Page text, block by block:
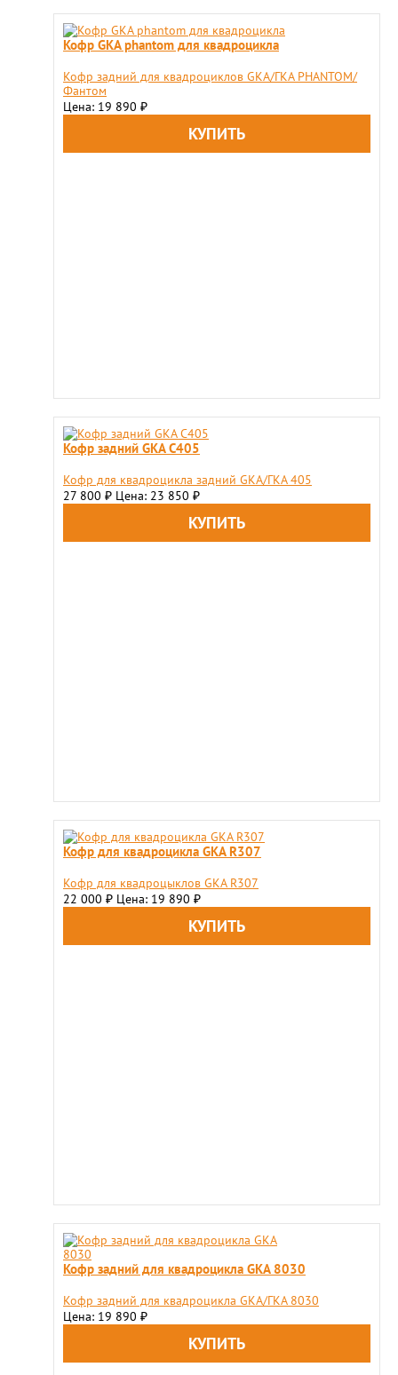
Кофр GKA phantom для квадроцикла
​Кофр задний для квадроциклов GKA/ГКА PHANTOM/
Фантом
Цена: 19 890 ₽
Кофр задний GKA C405
Кофр для квадроцикла задний GKA/ГКА 405
27 800 ₽ Цена: 23 850 ₽
Кофр для квадроцикла GKA R307
Кофр для квадроцыклов GKA R307
22 000 ₽ Цена: 19 890 ₽
Кофр задний для квадроцикла GKA 8030
Кофр задний для квадроцикла GKA/ГКА 8030
Цена: 19 890 ₽